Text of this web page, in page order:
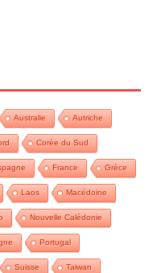
Australie Autriche
Corée du Sud
France Grèce
Laos Macédoine
Nouvelle Calédonie
Portugal
Suisse Taiwan